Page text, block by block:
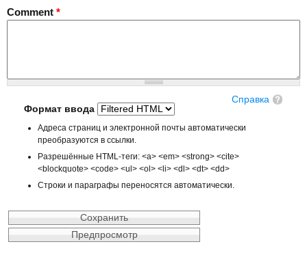
Comment *
Справка
Формат ввода
Адреса страниц и электронной почты автоматически
преобразуются в ссылки.
Разрешённые HTML-теги: <a> <em> <strong> <cite>
<blockquote> <code> <ul> <ol> <li> <dl> <dt> <dd>
Строки и параграфы переносятся автоматически.